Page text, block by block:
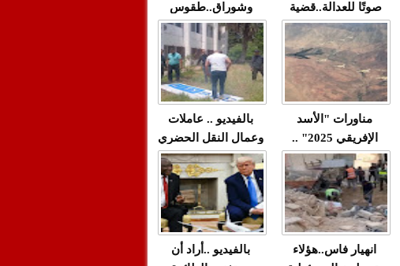
صوتًا للعدالة..قضية
"مولات 88 غرزة"
مثالا(فيديو)
متابعة حميد طولست
في زمن تزداد فيه
حالات العنف ضد
النساء ويغيب فيه أحيانًا
صدى العدالة في
ردهات الم...
وشوراق..طقوس
صادمة وملتمس
"الوجهاء"؟/ صمت
وزارة الداخلية؟/أين
الوزير التوفيق؟(فيديو)
بالفيديو .. عاملات
وعمال النقل الحضري
بفاس يعبرون عن
ارتياحهم بعد إنهاء عقد
شركة "سيتي باص"
مناورات "الأسد
الإفريقي 2025" ..
شاهد القاذفة النووية
في تدريب مع ثماني
مقاتلات من نوع F-16
تابعة للقوات الجوية
الملكية المغربية
بالفيديو ..أراد أن
انهيار فاس..هؤلاء